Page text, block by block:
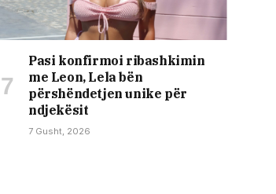
Pasi konfirmoi ribashkimin
me Leon, Lela bën
përshëndetjen unike për
ndjekësit
7 Gusht, 2026